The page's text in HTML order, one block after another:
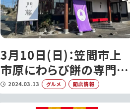
3月10日(日)：笠間市上
市原にわらび餅の専門店
『門藤 笠間店』がオープ
ン!!
2024.03.13 グルメ 開店情報